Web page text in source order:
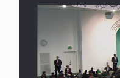
عليها.. ليس